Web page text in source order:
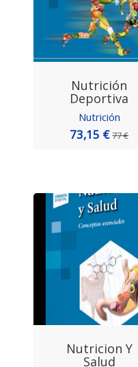
Nutrición
Deportiva
Nutrición
73,15 €77 €
Nutricion Y
Salud